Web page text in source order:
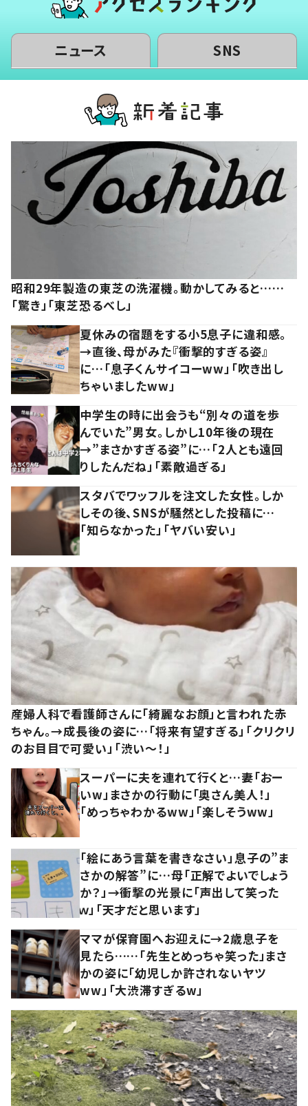
ニュース SNS
昭和29年製造の東芝の洗濯機。動かしてみると……
「驚き」「東芝恐るべし」
夏休みの宿題をする小5息子に違和感。
→直後、母がみた『衝撃的すぎる姿』
に…「息子くんサイコーww」「吹き出し
ちゃいましたww」
中学生の時に出会うも“別々の道を歩
んでいた”男女。しかし10年後の現在
→”まさかすぎる姿”に…「2人とも遠回
りしたんだね」「素敵過ぎる」
スタバでワッフルを注文した女性。しか
しその後、SNSが騒然とした投稿に…
「知らなかった」「ヤバい安い」
産婦人科で看護師さんに「綺麗なお顔」と言われた赤
ちゃん。→成長後の姿に…「将来有望すぎる」「クリクリ
のお目目で可愛い」「渋い～！」
スーパーに夫を連れて行くと…妻「おー
いw」まさかの行動に「奥さん美人！」
「めっちゃわかるww」「楽しそうww」
「絵にあう言葉を書きなさい」息子の”ま
さかの解答”に…母「正解でよいでしょう
か？」→衝撃の光景に「声出して笑った
ｗ」「天才だと思います」
ママが保育園へお迎えに→2歳息子を
見たら……「先生とめっちゃ笑った」まさ
かの姿に「幼児しか許されないヤツ
ww」「大渋滞すぎるw」